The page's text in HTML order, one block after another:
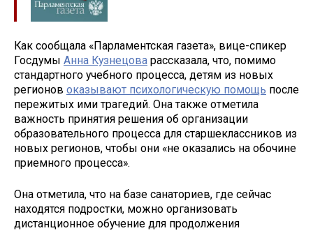
Как сообщала «Парламентская газета», вице-спикер
Госдумы Анна Кузнецова рассказала, что, помимо
стандартного учебного процесса, детям из новых
регионов оказывают психологическую помощь после
пережитых ими трагедий. Она также отметила
важность принятия решения об организации
образовательного процесса для старшеклассников из
новых регионов, чтобы они «не оказались на обочине
приемного процесса».
Она отметила, что на базе санаториев, где сейчас
находятся подростки, можно организовать
дистанционное обучение для продолжения